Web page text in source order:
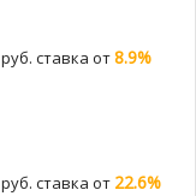
руб. cтавка от8.9%
руб. cтавка от 22.6%